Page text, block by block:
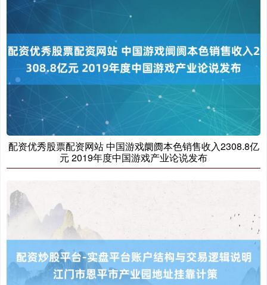
深证成指 14316.96 +5.95 +0.04%
沪深300 4702.02 +7.59 +0.16%
配资优秀股票配资网站 中国游戏阛阓本色销售收入2308.8亿
元 2019年度中国游戏产业论说发布